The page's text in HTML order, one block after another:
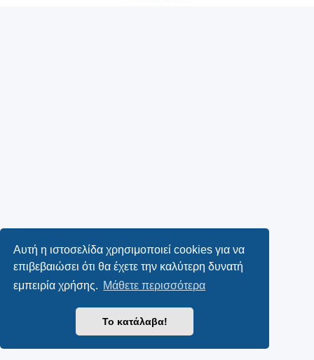
Αυτή η ιστοσελίδα χρησιμοποιεί cookies για να
επιβεβαιώσει ότι θα έχετε την καλύτερη δυνατή
εμπειρία χρήσης. Μάθετε περισσότερα
Το κατάλαβα!